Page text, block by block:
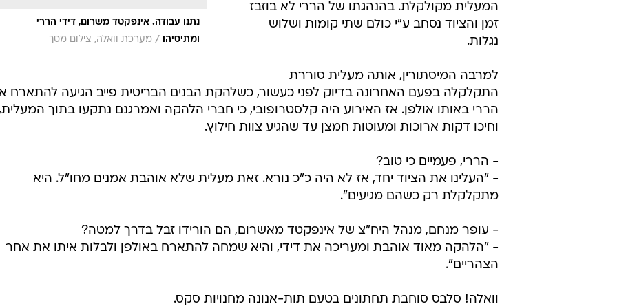
נתנו עבודה. אינפקטד משרום, דידי הררי
ומתיסיהו
/ מערכת וואלה, צילום מסך
המעלית מקולקלת. בהנהגתו של הררי לא בוזבז
זמן והציוד נסחב ע"י כולם שתי קומות ושלוש
נגלות.
למרבה המיסתורין, אותה מעלית סוררת
התקלקלה בפעם האחרונה בדיוק לפני כעשור, כשלהקת הבנים הבריטית פייב הגיעה להתארח
הררי באותו אולפן. אז האירוע היה קלסטרופובי, כי חברי הלהקה ואמרגנם נתקעו בתוך
וחיכו דקות ארוכות ומעוטות חמצן עד שהגיע צוות חילוץ.
- הררי, פעמיים כי טוב?
- "העלינו את הציוד יחד, אז לא היה כ"כ נורא. זאת מעלית שלא אוהבת אמנים מחו"ל. היא
מתקלקלת רק כשהם מגיעים".
- עופר מנחם, מנהל היח"צ של אינפקטד מאשרום, הם הורידו זבל בדרך למטה?
- "הלהקה מאוד אוהבת ומעריכה את דידי, והיא שמחה להתארח באולפן ולבלות איתו את אחר
הצהריים".
וואלה! סלבס סוחבת תחתונים בטעם תות-אנונה מחנויות סקס.